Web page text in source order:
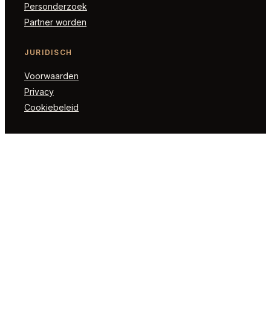
Personderzoek
Partner worden
JURIDISCH
Voorwaarden
Privacy
Cookiebeleid